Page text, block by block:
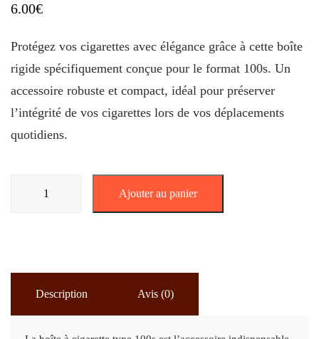
6.00€
Protégez vos cigarettes avec élégance grâce à cette boîte
rigide spécifiquement conçue pour le format 100s. Un
accessoire robuste et compact, idéal pour préserver
l’intégrité de vos cigarettes lors de vos déplacements
quotidiens.
TYPE
Ajouter au panier
Description Avis (0)